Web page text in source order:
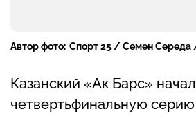
Автор фото: Спорт 25 / Семен Середа
Казанский «Ак Барс» начал
четвертьфинальную